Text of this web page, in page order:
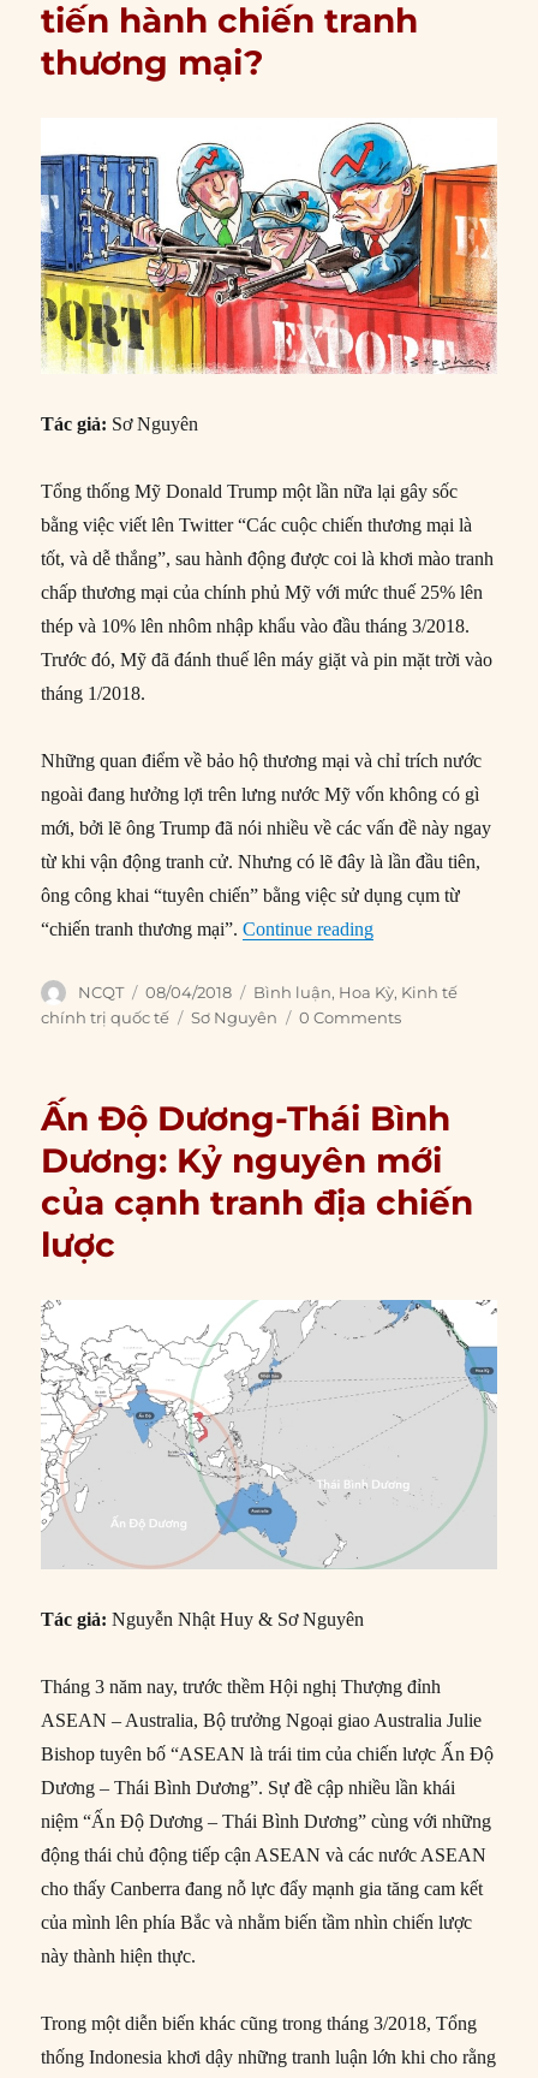
tiến hành chiến tranh
thương mại?
Tác giả: Sơ Nguyên
Tổng thống Mỹ Donald Trump một lần nữa lại gây sốc
bằng việc viết lên Twitter “Các cuộc chiến thương mại là
tốt, và dễ thắng”, sau hành động được coi là khơi mào tranh
chấp thương mại của chính phủ Mỹ với mức thuế 25% lên
thép và 10% lên nhôm nhập khẩu vào đầu tháng 3/2018.
Trước đó, Mỹ đã đánh thuế lên máy giặt và pin mặt trời vào
tháng 1/2018.
Những quan điểm về bảo hộ thương mại và chỉ trích nước
ngoài đang hưởng lợi trên lưng nước Mỹ vốn không có gì
mới, bởi lẽ ông Trump đã nói nhiều về các vấn đề này ngay
từ khi vận động tranh cử. Nhưng có lẽ đây là lần đầu tiên,
ông công khai “tuyên chiến” bằng việc sử dụng cụm từ
“chiến tranh thương mại”.Continue reading“Vì sao Mỹ và các
Author
NCQT
Posted
on
08/04/2018 Categories
Bình luận, Hoa Kỳ, Kinh tế
chính trị quốc tế
Tags
Sơ Nguyên 0 Comments
Ấn Độ Dương-Thái Bình
Dương: Kỷ nguyên mới
của cạnh tranh địa chiến
lược
Tác giả:Nguyễn Nhật Huy & Sơ Nguyên
Tháng 3 năm nay, trước thềm Hội nghị Thượng đỉnh
ASEAN – Australia, Bộ trưởng Ngoại giao Australia Julie
Bishop tuyên bố “ASEAN là trái tim của chiến lược Ấn Độ
Dương – Thái Bình Dương”. Sự đề cập nhiều lần khái
niệm “Ấn Độ Dương – Thái Bình Dương” cùng với những
động thái chủ động tiếp cận ASEAN và các nước ASEAN
cho thấy Canberra đang nỗ lực đẩy mạnh gia tăng cam kết
của mình lên phía Bắc và nhằm biến tầm nhìn chiến lược
này thành hiện thực.
Trong một diễn biến khác cũng trong tháng 3/2018, Tổng
thống Indonesia khơi dậy những tranh luận lớn khi cho rằng